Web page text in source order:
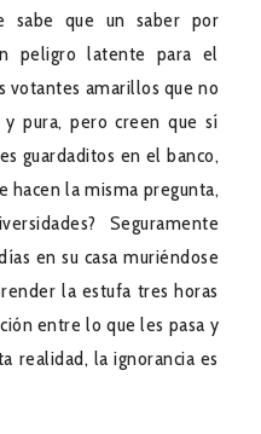
sabe que un saber por
peligro latente para el
votantes amarillos que no
pura, pero creen que sí
guardaditos en el banco,
hacen la misma pregunta,
Seguramente
en su casa muriéndose
la estufa tres horas
entre lo que les pasa y
realidad, la ignorancia es